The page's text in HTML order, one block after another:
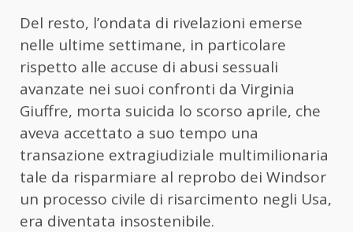
Del resto, l’ondata di rivelazioni emerse
nelle ultime settimane, in particolare
rispetto alle accuse di abusi sessuali
avanzate nei suoi confronti da Virginia
Giuffre, morta suicida lo scorso aprile, che
aveva accettato a suo tempo una
transazione extragiudiziale multimilionaria
tale da risparmiare al reprobo dei Windsor
un processo civile di risarcimento negli Usa,
era diventata insostenibile.